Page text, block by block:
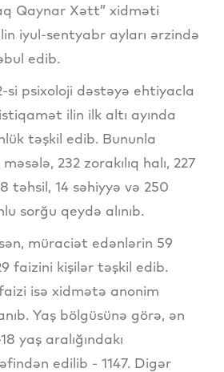
Qaynar Xətt” xidməti
iyul-sentyabr ayları ərzində
edib.
si psixoloji dəstəyə ehtiyacla
ilin ilk altı ayında
təşkil edib. Bununla
232 zorakılıq halı, 227
təhsil, 14 səhiyyə və 250
sorğu qeydə alınıb.
müraciət edənlərin 59
faizini kişilər təşkil edib.
isə xidmətə anonim
Yaş bölgüsünə görə, ən
yaş aralığındakı
edilib - 1147. Digər